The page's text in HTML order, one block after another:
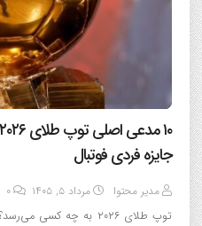
جایزه فردی فوتبال
مدیر محتوا مرداد ۵, ۱۴۰۵ 0